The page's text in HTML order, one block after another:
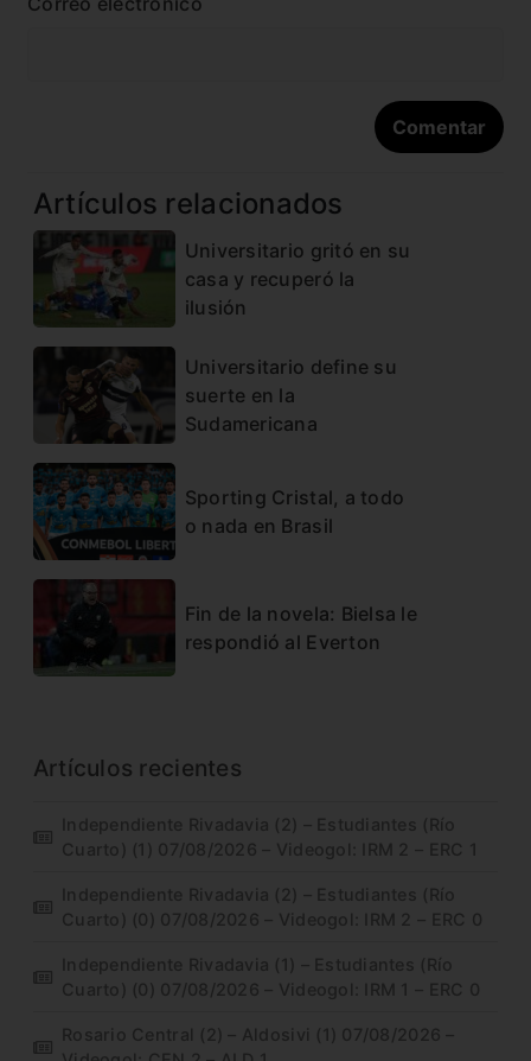
Artículos relacionados
Universitario gritó en su
casa y recuperó la
ilusión
Universitario define su
suerte en la
Sudamericana
Sporting Cristal, a todo
o nada en Brasil
Fin de la novela: Bielsa le
respondió al Everton
Artículos recientes
Independiente Rivadavia (2) – Estudiantes (Río
Cuarto) (1) 07/08/2026 – Videogol: IRM 2 – ERC 1
Independiente Rivadavia (2) – Estudiantes (Río
Cuarto) (0) 07/08/2026 – Videogol: IRM 2 – ERC 0
Independiente Rivadavia (1) – Estudiantes (Río
Cuarto) (0) 07/08/2026 – Videogol: IRM 1 – ERC 0
Rosario Central (2) – Aldosivi (1) 07/08/2026 –